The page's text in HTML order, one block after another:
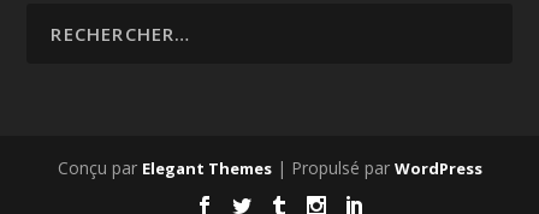
Conçu par Elegant Themes| Propulsé par WordPress